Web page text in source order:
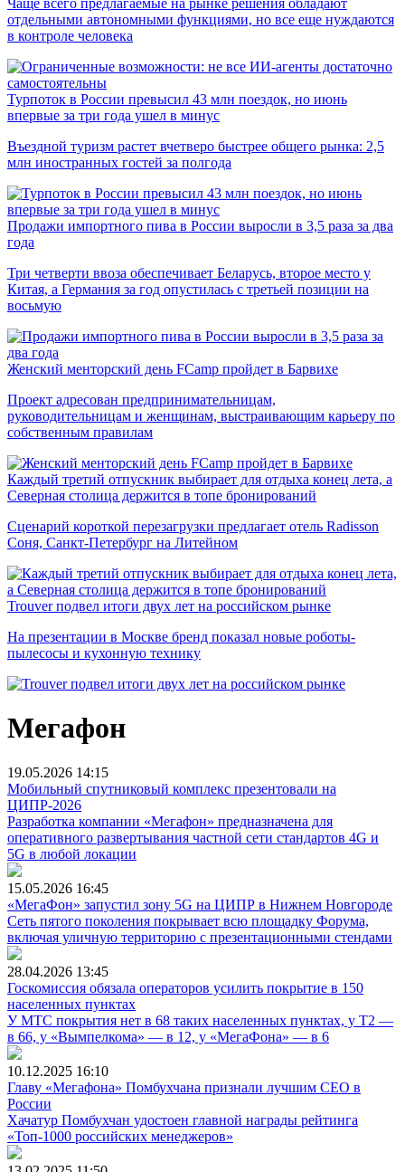
Чаще всего предлагаемые на рынке решения обладают
отдельными автономными функциями, но все еще нуждаются
в контроле человека
Турпоток в России превысил 43 млн поездок, но июнь
впервые за три года ушел в минус
Въездной туризм растет вчетверо быстрее общего рынка: 2,5
млн иностранных гостей за полгода
Продажи импортного пива в России выросли в 3,5 раза за два
года
Три четверти ввоза обеспечивает Беларусь, второе место у
Китая, а Германия за год опустилась с третьей позиции на
восьмую
Женский менторский день FCamp пройдет в Барвихе
Проект адресован предпринимательницам,
руководительницам и женщинам, выстраивающим карьеру по
собственным правилам
Каждый третий отпускник выбирает для отдыха конец лета, а
Северная столица держится в топе бронирований
Сценарий короткой перезагрузки предлагает отель Radisson
Соня, Санкт-Петербург на Литейном
Trouver подвел итоги двух лет на российском рынке
На презентации в Москве бренд показал новые роботы-
пылесосы и кухонную технику
Мегафон
19.05.2026 14:15
Мобильный спутниковый комплекс презентовали на
ЦИПР-2026
Разработка компании «Мегафон» предназначена для
оперативного развертывания частной сети стандартов 4G и
5G в любой локации
15.05.2026 16:45
«МегаФон» запустил зону 5G на ЦИПР в Нижнем Новгороде
Сеть пятого поколения покрывает всю площадку Форума,
включая уличную территорию с презентационными стендами
28.04.2026 13:45
Госкомиссия обязала операторов усилить покрытие в 150
населенных пунктах
У МТС покрытия нет в 68 таких населенных пунктах, у Т2 —
в 66, у «Вымпелкома» — в 12, у «МегаФона» — в 6
10.12.2025 16:10
Главу «Мегафона» Помбухчана признали лучшим CEO в
России
Хачатур Помбухчан удостоен главной награды рейтинга
«Топ-1000 российских менеджеров»